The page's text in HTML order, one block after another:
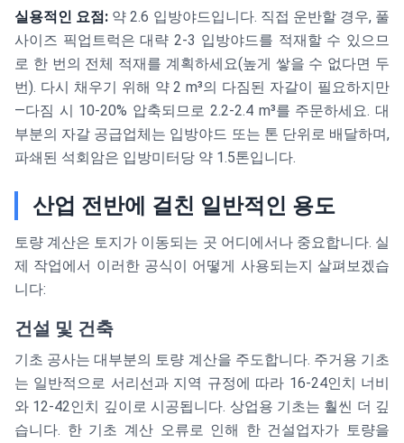
2
\text{
m}
\times
0.4
\text{
m}
실용적인 요점: 약 2.6 입방야드입니다. 직접 운반할 경우, 풀
사이즈 픽업트럭은 대략 2-3 입방야드를 적재할 수 있으므
로 한 번의 전체 적재를 계획하세요(높게 쌓을 수 없다면 두
번). 다시 채우기 위해 약 2 m³의 다짐된 자갈이 필요하지만
—다짐 시 10-20% 압축되므로 2.2-2.4 m³를 주문하세요. 대
부분의 자갈 공급업체는 입방야드 또는 톤 단위로 배달하며,
파쇄된 석회암은 입방미터당 약 1.5톤입니다.
산업 전반에 걸친 일반적인 용도
토량 계산은 토지가 이동되는 곳 어디에서나 중요합니다. 실
제 작업에서 이러한 공식이 어떻게 사용되는지 살펴보겠습
니다:
건설 및 건축
기초 공사는 대부분의 토량 계산을 주도합니다. 주거용 기초
는 일반적으로 서리선과 지역 규정에 따라 16-24인치 너비
와 12-42인치 깊이로 시공됩니다. 상업용 기초는 훨씬 더 깊
습니다. 한 기초 계산 오류로 인해 한 건설업자가 토량을